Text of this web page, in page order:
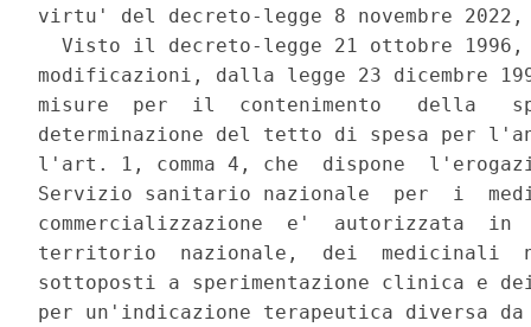
virtu' del decreto-legge 8 novembre
Visto il decreto-legge 21 ottobre
modificazioni, dalla legge 23 dicembre
misure  per  il  contenimento   della
determinazione del tetto di spesa per
l'art. 1, comma 4, che  dispone
Servizio sanitario nazionale  per  i
commercializzazione  e'  autorizzata
territorio  nazionale,  dei  medicinali
sottoposti a sperimentazione clinica e
per un'indicazione terapeutica diversa